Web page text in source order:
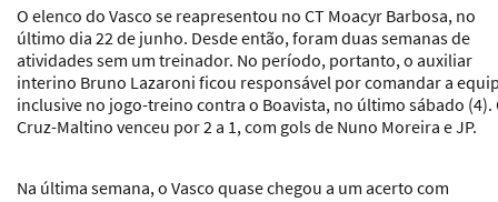
O elenco do Vasco se reapresentou no CT Moacyr Barbosa, no
último dia 22 de junho. Desde então, foram duas semanas de
atividades sem um treinador. No período, portanto, o auxiliar
interino Bruno Lazaroni ficou responsável por comandar a
inclusive no jogo-treino contra o Boavista, no último sábado (4).
Cruz-Maltino venceu por 2 a 1, com gols de Nuno Moreira e JP.
Na última semana, o Vasco quase chegou a um acerto com